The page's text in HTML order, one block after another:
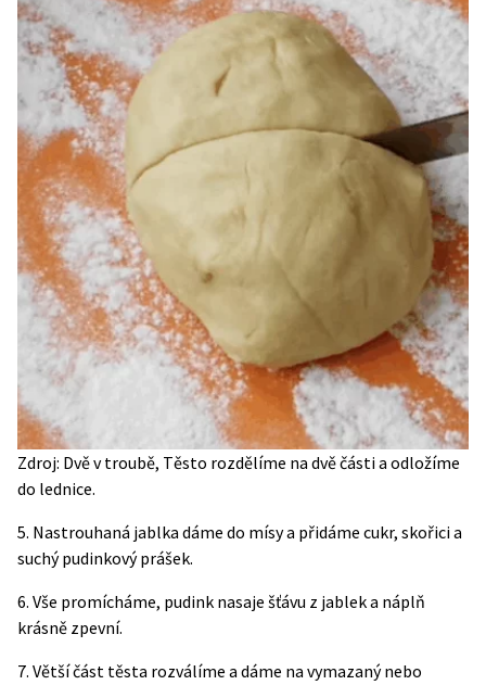
Zdroj: Dvě v troubě, Těsto rozdělíme na dvě části a odložíme
do lednice.
5. Nastrouhaná jablka dáme do mísy a přidáme cukr, skořici a
suchý pudinkový prášek.
6. Vše promícháme, pudink nasaje šťávu z jablek a náplň
krásně zpevní.
7. Větší část těsta rozválíme a dáme na vymazaný nebo